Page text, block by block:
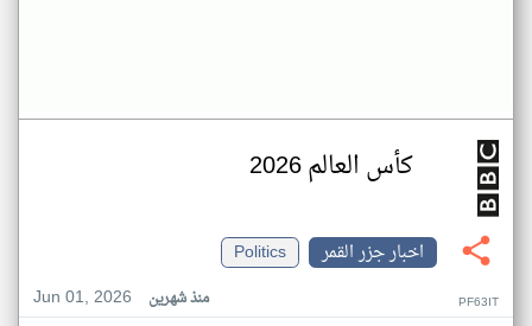
كأس العالم 2026
اخبار جزر القمر
Politics
Jun 01, 2026
منذ شهرين PF63IT